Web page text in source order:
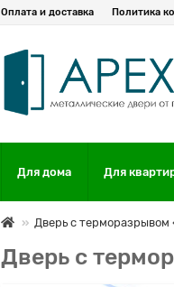
Оплата и доставка Политика
Для дома Для
Дверь с
Дверь с